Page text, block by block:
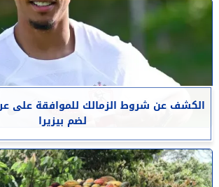
الكشف عن شروط الزمالك للموافقة على
لضم بيزيرا